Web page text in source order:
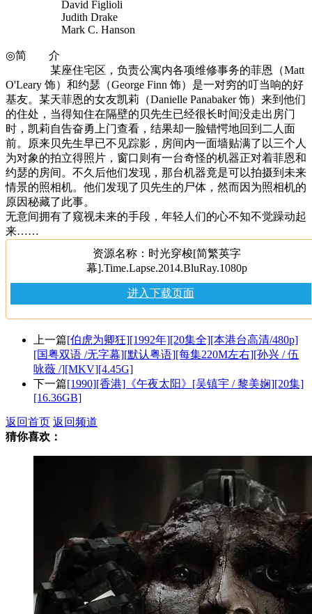
David Figlioli
Judith Drake
Mark C. Hanson
◎简 介
某座住宅区，负责公寓内各项维修事务的菲恩（Matt
O'Leary 饰）和约瑟（George Finn 饰）是一对穷的叮当响的好
基友。某天菲恩的女友凯莉（Danielle Panabaker 饰）来到他们
的住处，当得知住在隔壁的贝先生已经很长时间没走出房门
时，凯莉自告奋勇上门查看，结果却一脸错愕地回到二人面
前。原来贝先生早已不见踪影，房间内一面墙贴满了以三个人
为对象的拍立得照片，窗口则有一台奇怪的机器正对着菲恩和
约瑟的房间。不久后他们发现，那台机器竟是可以拍摄到未来
情景的照相机。他们发现了贝先生的尸体，然而因为照相机的
原因秘藏了此事。
无意间拥有了窥视未来的手段，年轻人们的心不知不觉躁动起
来……
资源名称：时光穿梭[简繁英字
幕].Time.Lapse.2014.BluRay.1080p
进入下载页面
上一篇[伯虎为卿狂][1992年][20集全][本港台高清/480p]
[国粤双语 /无字幕][默认粤语][每集220M左右][孙兴 / 伍
咏薇 /][MKV][4.45G]
下一篇[1990][香港]《午夜太阳》[吴镇宇 / 黎美娴][20集]
[16.36GB]
返回首页 返回频道
猜你喜欢：